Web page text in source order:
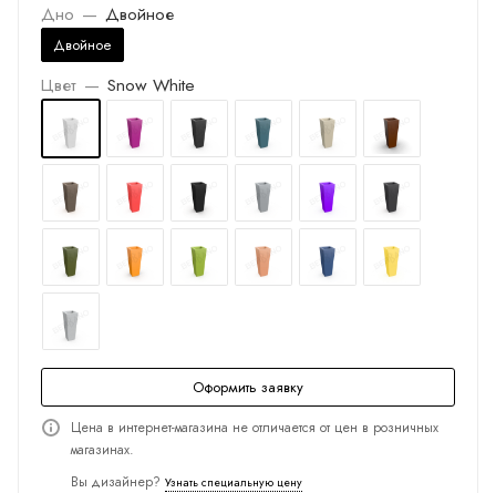
Дно — Двойное
Двойное
Цвет — Snow White
Оформить заявку
Цена в интернет-магазина не отличается от цен в розничных
магазинах.
Вы дизайнер? Узнать специальную цену